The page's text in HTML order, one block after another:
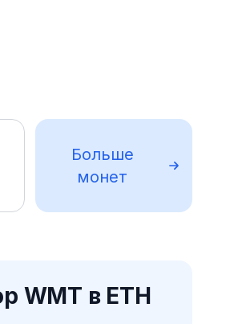
Больше
монет
WMT в ETH